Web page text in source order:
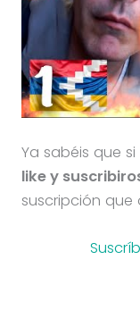
Ya sabéis que
like y
suscripción